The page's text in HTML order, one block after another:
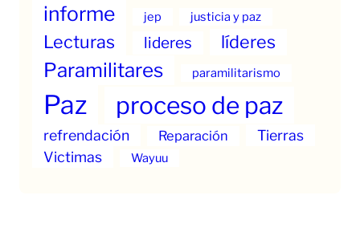
informe jep justicia y paz
Lecturas lideres líderes
Paramilitares paramilitarismo
Paz proceso de paz
refrendación Reparación
Tierras
Victimas
Wayuu